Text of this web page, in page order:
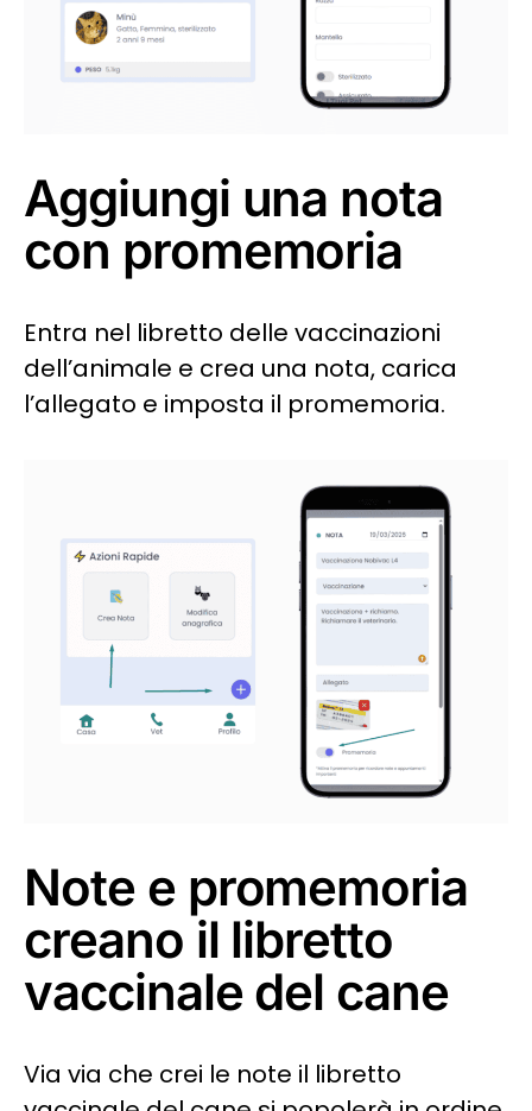
Aggiungi una nota
con promemoria
Entra nel libretto delle vaccinazioni
dell’animale e crea una nota, carica
l’allegato e imposta il promemoria.
Note e promemoria
creano il libretto
vaccinale del cane
Via via che crei le note il libretto